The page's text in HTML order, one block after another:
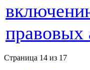
правовых
Страница 14 из 17